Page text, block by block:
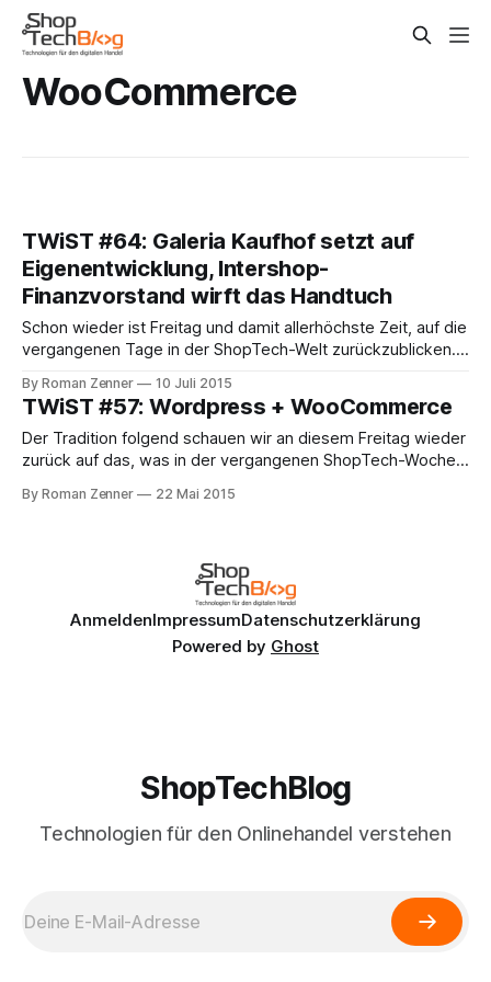
WooCommerce
TWiST #64: Galeria Kaufhof setzt auf
Eigenentwicklung, Intershop-
Finanzvorstand wirft das Handtuch
Schon wieder ist Freitag und damit allerhöchste Zeit, auf die
vergangenen Tage in der ShopTech-Welt zurückzublicken.
sprechen wir über die Technologie hinter galeria-
kaufhof.de. Einen einleitenden Artikel zur individuell
entwickelten Plattform gibt es bei inoio - einem der Partner,
der die Plattform mit
By Roman Zenner 10 Juli 2015
TWiST #57: Wordpress + WooCommerce
Der Tradition folgend schauen wir an diesem Freitag wieder
zurück auf das, was in der vergangenen ShopTech-Woche
dass Automattic, das Unternehmen hinter der Blog-
Toolkit für Wordpress, mit dessen
By Roman Zenner 22 Mai 2015
AnmeldenImpressumDatenschutzerklärung
Powered by Ghost
ShopTechBlog
Technologien für den Onlinehandel verstehen